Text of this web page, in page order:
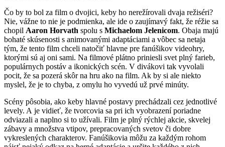
Čo by to bol za film o dvojici, keby ho nerežírovali dvaja režiséri?
Nie, vážne to nie je podmienka, ale ide o zaujímavý fakt, že réžie sa
chopil Aaron Horvath spolu s Michaelom Jelenicom. Obaja majú
bohaté skúsenosti s animovanými adaptáciami a vôbec sa netaja
tým, že tento film chceli natočiť hlavne pre fanúšikov videohry,
ktorými sú aj oni sami. Na filmové plátno priniesli svet plný farieb,
populárnych postáv a ikonických scén. V divákovi tak vyvolali
pocit, že sa pozerá skôr na hru ako na film. Ak by si ale niekto
myslel, že je to chyba, z omylu ho vyvedú už prvé minúty.
Scény pôsobia, ako keby hlavné postavy prechádzali cez jednotlivé
levely. A je vidieť, že tvorcovia sa pri ich vyobrazení poriadne
odviazali a naplno si to užívali. Film je plný rýchlej akcie, skvelej
zábavy a množstva vtipov, prepracovaných svetov či dobre
vykreslených charakterov. Fanúšikovia môžu za každým rohom